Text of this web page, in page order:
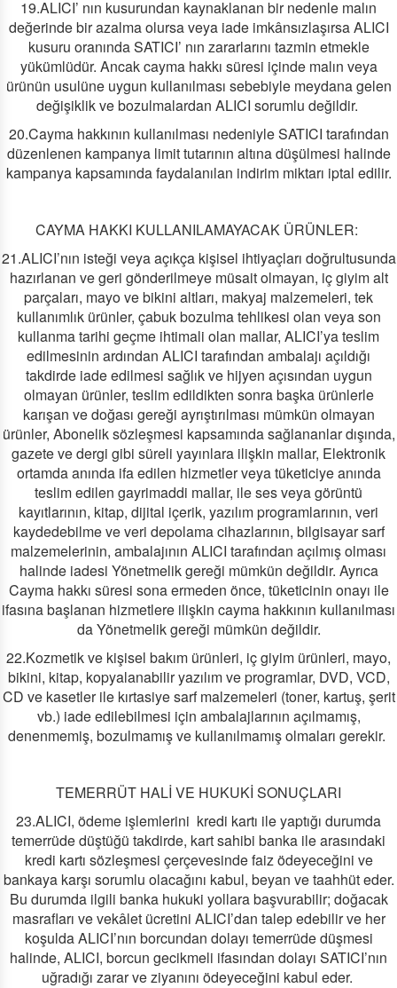
19.ALICI’ nın kusurundan kaynaklanan bir nedenle malın
değerinde bir azalma olursa veya iade imkânsızlaşırsa ALICI
kusuru oranında SATICI’ nın zararlarını tazmin etmekle
yükümlüdür. Ancak cayma hakkı süresi içinde malın veya
ürünün usulüne uygun kullanılması sebebiyle meydana gelen
değişiklik ve bozulmalardan ALICI sorumlu değildir.
20.Cayma hakkının kullanılması nedeniyle SATICI tarafından
düzenlenen kampanya limit tutarının altına düşülmesi halinde
kampanya kapsamında faydalanılan indirim miktarı iptal edilir.
CAYMA HAKKI KULLANILAMAYACAK ÜRÜNLER:
21.ALICI’nın isteği veya açıkça kişisel ihtiyaçları doğrultusunda
hazırlanan ve geri gönderilmeye müsait olmayan, iç giyim alt
parçaları, mayo ve bikini altları, makyaj malzemeleri, tek
kullanımlık ürünler, çabuk bozulma tehlikesi olan veya son
kullanma tarihi geçme ihtimali olan mallar, ALICI’ya teslim
edilmesinin ardından ALICI tarafından ambalajı açıldığı
takdirde iade edilmesi sağlık ve hijyen açısından uygun
olmayan ürünler, teslim edildikten sonra başka ürünlerle
karışan ve doğası gereği ayrıştırılması mümkün olmayan
ürünler, Abonelik sözleşmesi kapsamında sağlananlar dışında,
gazete ve dergi gibi süreli yayınlara ilişkin mallar, Elektronik
ortamda anında ifa edilen hizmetler veya tüketiciye anında
teslim edilen gayrimaddi mallar, ile ses veya görüntü
kayıtlarının, kitap, dijital içerik, yazılım programlarının, veri
kaydedebilme ve veri depolama cihazlarının, bilgisayar sarf
malzemelerinin, ambalajının ALICI tarafından açılmış olması
halinde iadesi Yönetmelik gereği mümkün değildir. Ayrıca
Cayma hakkı süresi sona ermeden önce, tüketicinin onayı ile
ifasına başlanan hizmetlere ilişkin cayma hakkının kullanılması
da Yönetmelik gereği mümkün değildir.
22.Kozmetik ve kişisel bakım ürünleri, iç giyim ürünleri, mayo,
bikini, kitap, kopyalanabilir yazılım ve programlar, DVD, VCD,
CD ve kasetler ile kırtasiye sarf malzemeleri (toner, kartuş, şerit
vb.) iade edilebilmesi için ambalajlarının açılmamış,
denenmemiş, bozulmamış ve kullanılmamış olmaları gerekir.
TEMERRÜT HALİ VE HUKUKİ SONUÇLARI
23.ALICI, ödeme işlemlerini kredi kartı ile yaptığı durumda
temerrüde düştüğü takdirde, kart sahibi banka ile arasındaki
kredi kartı sözleşmesi çerçevesinde faiz ödeyeceğini ve
bankaya karşı sorumlu olacağını kabul, beyan ve taahhüt eder.
Bu durumda ilgili banka hukuki yollara başvurabilir; doğacak
masrafları ve vekâlet ücretini ALICI’dan talep edebilir ve her
koşulda ALICI’nın borcundan dolayı temerrüde düşmesi
halinde, ALICI, borcun gecikmeli ifasından dolayı SATICI’nın
uğradığı zarar ve ziyanını ödeyeceğini kabul eder.